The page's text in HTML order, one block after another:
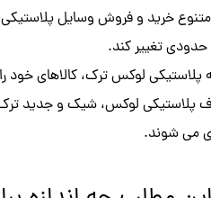
متنوع خرید و فروش وسایل
تغییر کند.
پلاستیکی لوکس ترک، کالاهای
پلاستیکی لوکس، شیک و جدید ترک
می شوند.